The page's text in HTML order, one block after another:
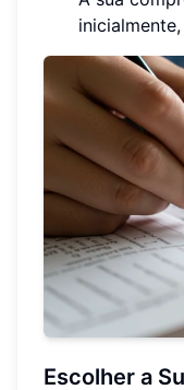
Escolher a